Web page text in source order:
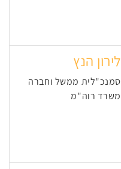
לירון הנץ
סמנכ"לית ממשל וחברה
משרד רוה"מ